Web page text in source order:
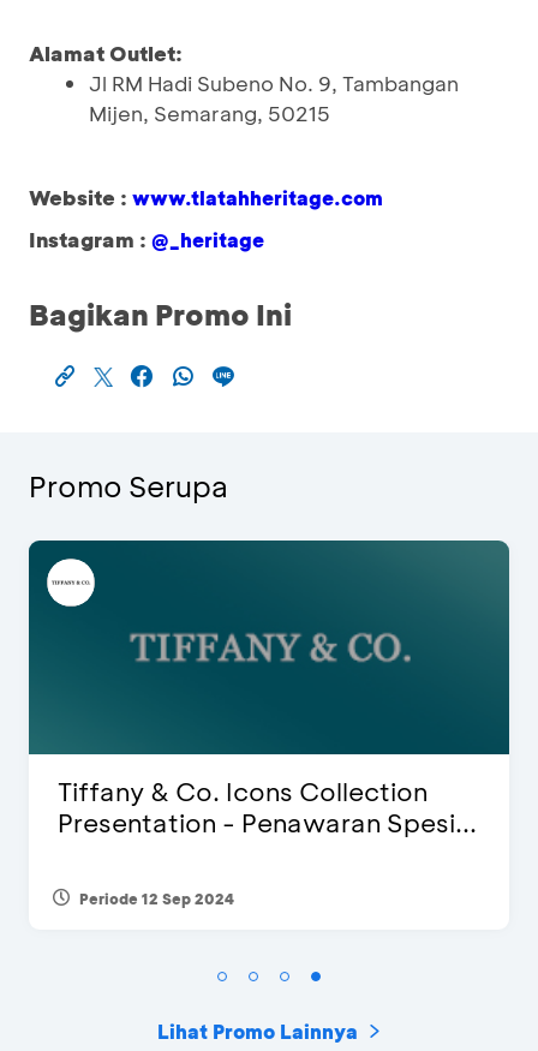
Alamat Outlet:
Jl RM Hadi Subeno No. 9, Tambangan
Mijen, Semarang, 50215
Website : www.tlatahheritage.com
Instagram : @_heritage
Bagikan Promo Ini
Promo Serupa
& Co. Icons Collection
- Penawaran Spesi...
12 Sep 2024
Lihat Promo Lainnya